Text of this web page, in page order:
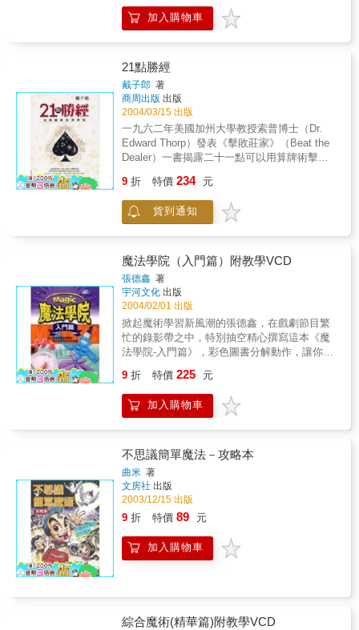
反應力&#65380;觀察力&#65380;記憶力…….＊
告訴您手指體操與撲克牌的秘訣,讓您的魔術技
加入購物車
21點勝經
戴子郎 著
商周出版 出版
2004/03/15 出版
一九六二年美國加州大學教授索普博士（Dr.
Edward Thorp）發表《擊敗莊家》（Beat the
Dealer）一書揭露二十一點可以用算牌術擊
訊找出投資機會。二十一點成為算牌客的投資
工具。 影響二十一點投資報酬的因素少，
而且單純（完全常態分配）。相對於複雜的股
酬、低風險，可以說是一項完美的投資。
作者從事二十一點投資十年，獲利逾百倍。華
人世界賭場少、賭規差，華人多不知二十一點
之投資價值。本書希望能為不受凡俗觀念拘束
的人開啟一扇投資新門。讀者若不能或不願從
事這項「另類」投資，也可以參考筆者的經驗
找尋不效率市場或市場內的機會。
9 折 特價 234 元
貨到通知
魔法學院（入門篇）附教學VCD
張德鑫 著
宇河文化 出版
2004/02/01 出版
掀起魔術學習新風潮的張德鑫，在戲劇節目繁
忙的錄影帶之中，特別抽空精心撰寫這本《魔
法學院-入門篇》，彩色圖書分解動作，讓你輕
滿五足歲、智商超過60、雙手活動自如，那
麼，你也可以成為魔術大師，可以擁有哈利波
特的魔法棒。
9 折 特價 225 元
加入購物車
不思議簡單魔法－攻略本
曲米 著
文房社 出版
2003/12/15 出版
9 折 特價 89 元
加入購物車
綜合魔術(精華篇)附教學VCD